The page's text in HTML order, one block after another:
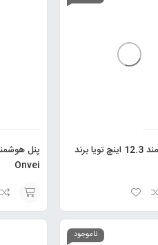
پنل هوشمند 12.3 اینچ تویا برند
Onvei
انتخاب
ناموجود